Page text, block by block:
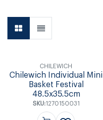
CHILEWICH
Chilewich Individual Mini
Basket Festival
48.5x35.5cm
SKU:1270150031